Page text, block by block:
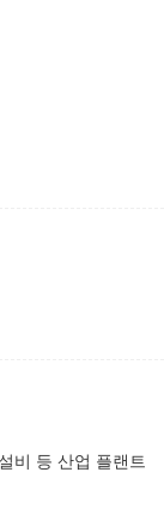
비 등 산업 플랜트